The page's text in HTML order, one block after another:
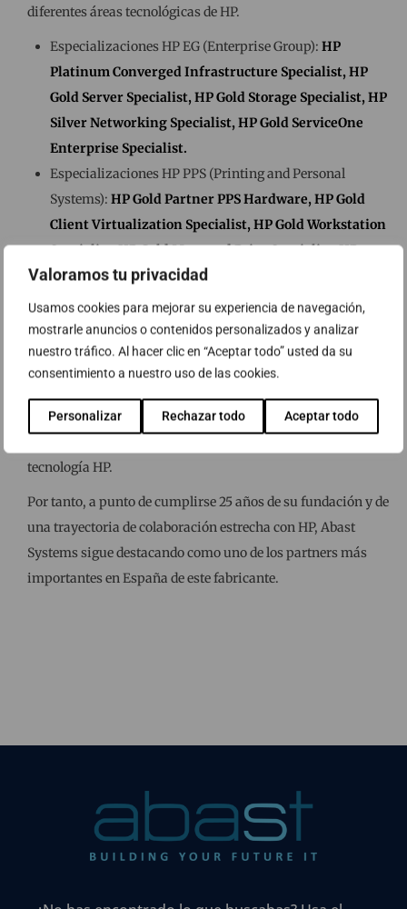
Valoramos tu privacidad
Usamos cookies para mejorar su experiencia de navegación,
mostrarle anuncios o contenidos personalizados y analizar
nuestro tráfico. Al hacer clic en “Aceptar todo” usted da su
consentimiento a nuestro uso de las cookies.
Personalizar Rechazar todo Aceptar todo
diferentes áreas tecnológicas de HP.
Especializaciones HP EG (Enterprise Group): HP
Platinum Converged Infrastructure Specialist, HP
Gold Server Specialist, HP Gold Storage Specialist, HP
Silver Networking Specialist, HP Gold ServiceOne
Enterprise Specialist.
Especializaciones HP PPS (Printing and Personal
Systems): HP Gold Partner PPS Hardware, HP Gold
Client Virtualization Specialist, HP Gold Workstation
Specialist, HP Gold Managed Print Specialist, HP
Gold ServiceOne Printing and Computing Specialist
Especializaciones HP Software:HP Silver IT
Management Specialist
Estas especializaciones son un reconocimiento a las
por el personal de Abast Systems, así como al volumen de
tecnología HP.
Por tanto, a punto de cumplirse 25 años de su fundación y de
una trayectoria de colaboración estrecha con HP, Abast
Systems sigue destacando como uno de los partners más
importantes en España de este fabricante.